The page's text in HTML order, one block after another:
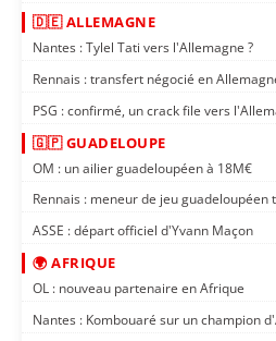
🇩🇪 ALLEMAGNE
Nantes : Tylel Tati vers l'Allemagne ?
Rennais : transfert négocié en
PSG : confirmé, un crack file vers
🇬🇵 GUADELOUPE
OM : un ailier guadeloupéen à 18M€
Rennais : meneur de jeu guadeloupéen
ASSE : départ officiel d'Yvann Maçon
🌍 AFRIQUE
OL : nouveau partenaire en Afrique
Nantes : Kombouaré sur un champion